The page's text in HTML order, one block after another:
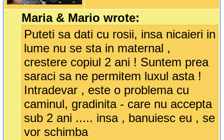
Maria & Mario wrote:
Puteti sa dati cu rosii, insa nicaieri in
lume nu se sta in maternal ,
crestere copiul 2 ani ! Suntem prea
saraci sa ne permitem luxul asta !
Intradevar , este o problema cu
caminul, gradinita - care nu accepta
sub 2 ani ..... insa , banuiesc eu , se
vor schimba